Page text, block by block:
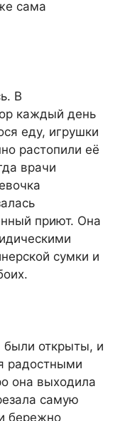
сама
В
каждый день
еду, игрушки
растопили её
врачи
приют. Она
сумки и
были открыты, и
радостными
она выходила
самую
бережно